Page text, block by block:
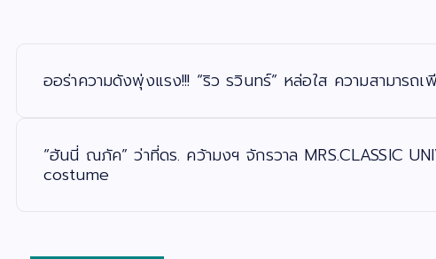
ออร่าความดังพุ่งแรง!!! “ริว รวินทร์” หล่อใส ความสามารถเ
“ฮันนี่ ณภัค” ว่าที่ดร. คว้ามงฯ จักรวาล MRS.CLASSIC
costume